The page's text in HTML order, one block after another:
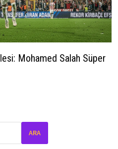
Mohamed Salah Süper
ARA